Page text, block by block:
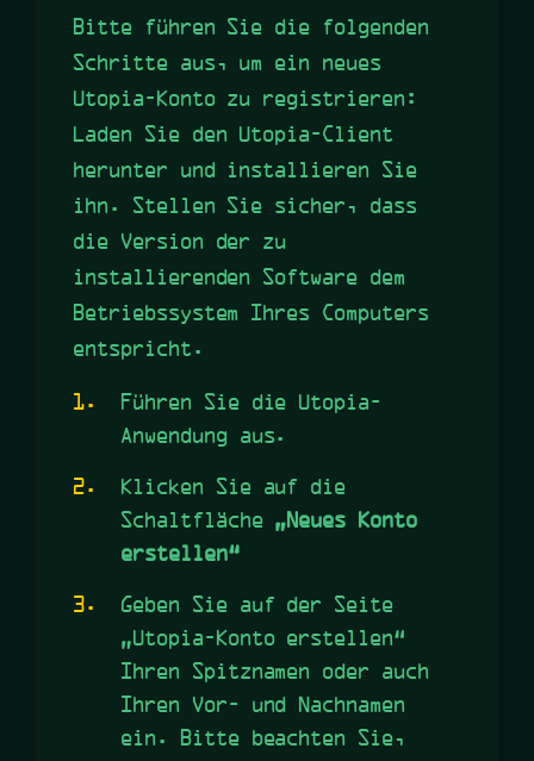
Bitte führen Sie die folgenden
Schritte aus, um ein neues
Utopia-Konto zu registrieren:
Laden Sie den Utopia-Client
herunter und installieren Sie
ihn. Stellen Sie sicher, dass
die Version der zu
installierenden Software dem
Betriebssystem Ihres Computers
entspricht.
Führen Sie die Utopia-
Anwendung aus.
Klicken Sie auf die
Schaltfläche „Neues Konto
erstellen“
Geben Sie auf der Seite
„Utopia-Konto erstellen“
Ihren Spitznamen oder auch
Ihren Vor- und Nachnamen
ein. Bitte beachten Sie,